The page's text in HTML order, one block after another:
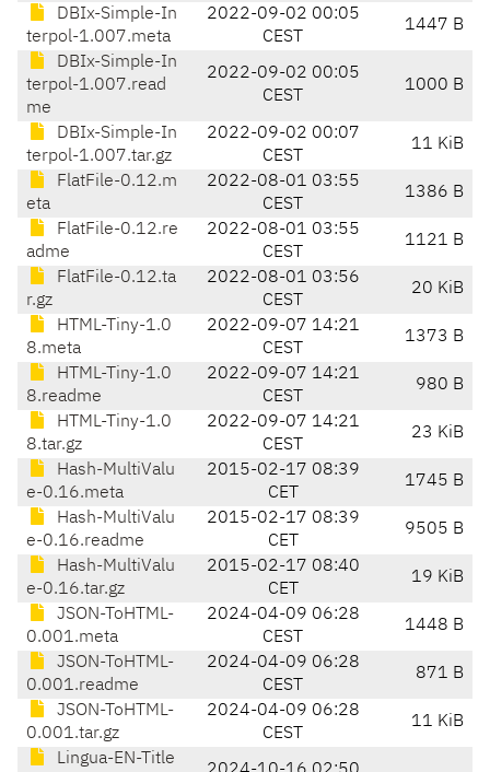
DBIx-Simple-In
terpol-1.007.meta
2022-09-02 00:05
CEST
1447 B
DBIx-Simple-In
terpol-1.007.read
me
2022-09-02 00:05
CEST
1000 B
DBIx-Simple-In
terpol-1.007.tar.gz
2022-09-02 00:07
CEST
11 KiB
FlatFile-0.12.m
eta
2022-08-01 03:55
CEST
1386 B
FlatFile-0.12.re
adme
2022-08-01 03:55
CEST
1121 B
FlatFile-0.12.ta
r.gz
2022-08-01 03:56
CEST
20 KiB
HTML-Tiny-1.0
8.meta
2022-09-07 14:21
CEST
1373 B
HTML-Tiny-1.0
8.readme
2022-09-07 14:21
CEST
980 B
HTML-Tiny-1.0
8.tar.gz
2022-09-07 14:21
CEST
23 KiB
Hash-MultiValu
e-0.16.meta
2015-02-17 08:39
CET
1745 B
Hash-MultiValu
e-0.16.readme
2015-02-17 08:39
CET
9505 B
Hash-MultiValu
e-0.16.tar.gz
2015-02-17 08:40
CET
19 KiB
JSON-ToHTML-
0.001.meta
2024-04-09 06:28
CEST
1448 B
JSON-ToHTML-
0.001.readme
2024-04-09 06:28
CEST
871 B
JSON-ToHTML-
0.001.tar.gz
2024-04-09 06:28
CEST
11 KiB
Lingua-EN-Title